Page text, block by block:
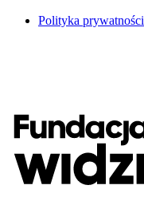
Polityka prywatności